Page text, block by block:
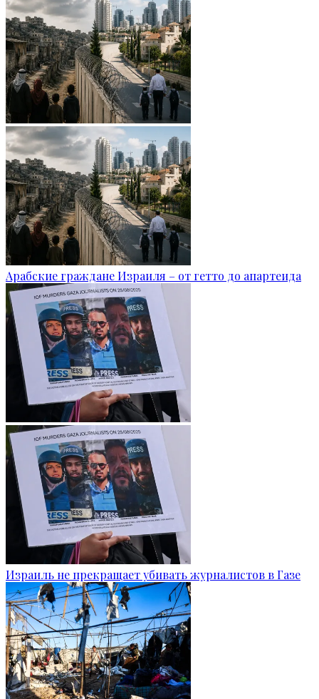
Арабские граждане Израиля – от гетто до апартеида
Израиль не прекращает убивать журналистов в Газе